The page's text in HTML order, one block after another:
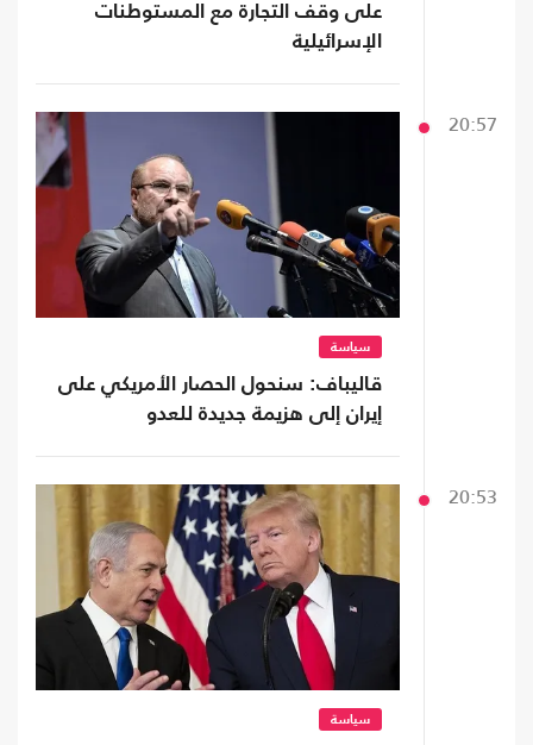
على وقف التجارة مع المستوطنات
الإسرائيلية
20:57
سياسة
قاليباف: سنحول الحصار الأمريكي على
إيران إلى هزيمة جديدة للعدو
20:53
سياسة